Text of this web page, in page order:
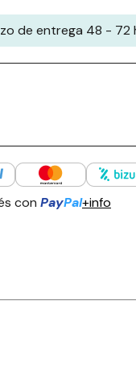
de entrega 48 - 72
incluidos en
con PayPal+info